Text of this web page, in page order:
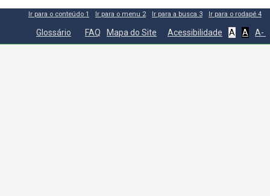
Ir para o conteúdo 1 Ir para o menu 2 Ir para a busca 3 Ir para o rodapé 4
Glossário FAQ Mapa do Site Acessibilidade A A A-